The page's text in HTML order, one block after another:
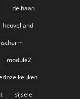
de haan
heuvelland
module2
keuken
sijsele